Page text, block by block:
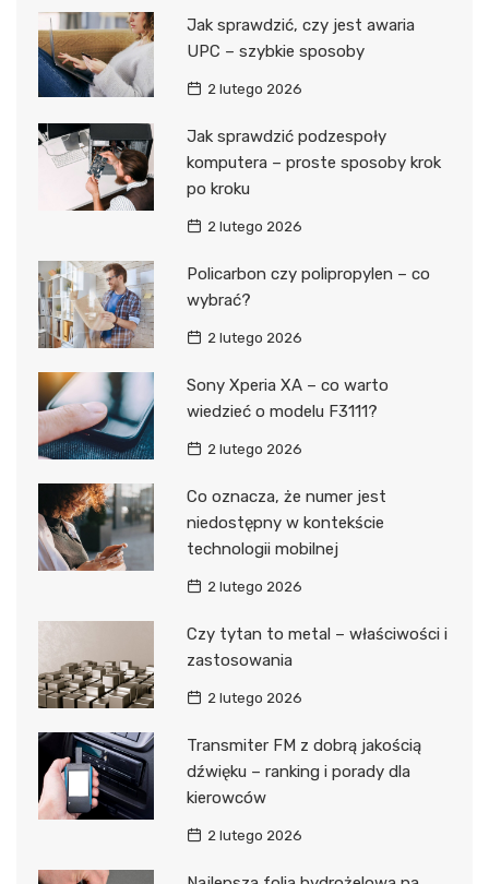
Jak sprawdzić, czy jest awaria
UPC – szybkie sposoby
2 lutego 2026
Jak sprawdzić podzespoły
komputera – proste sposoby krok
po kroku
2 lutego 2026
Policarbon czy polipropylen – co
wybrać?
2 lutego 2026
Sony Xperia XA – co warto
wiedzieć o modelu F3111?
2 lutego 2026
Co oznacza, że numer jest
niedostępny w kontekście
technologii mobilnej
2 lutego 2026
Czy tytan to metal – właściwości i
zastosowania
2 lutego 2026
Transmiter FM z dobrą jakością
dźwięku – ranking i porady dla
kierowców
2 lutego 2026